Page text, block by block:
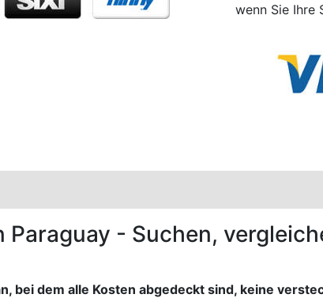
wenn Sie Ihre
Paraguay - Suchen,
bei dem alle Kosten abgedeckt sind, keine